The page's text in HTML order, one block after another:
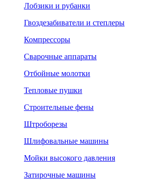
Лобзики и рубанки
Гвоздезабиватели и степлеры
Компрессоры
Сварочные аппараты
Отбойные молотки
Тепловые пушки
Строительные фены
Штроборезы
Шлифовальные машины
Мойки высокого давления
Затирочные машины